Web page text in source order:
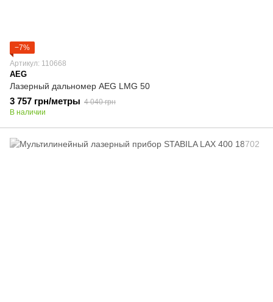
−7%
Артикул: 110668
AEG
Лазерный дальномер AEG LMG 50
3 757 грн/метры 4 040 грн
В наличии